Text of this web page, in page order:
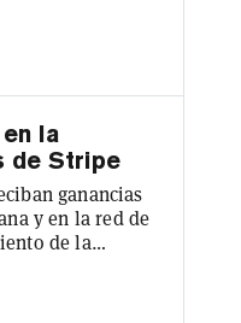
tomó una
$80.529 en
la
de Stripe
ganancias
y en la red de
de la
la